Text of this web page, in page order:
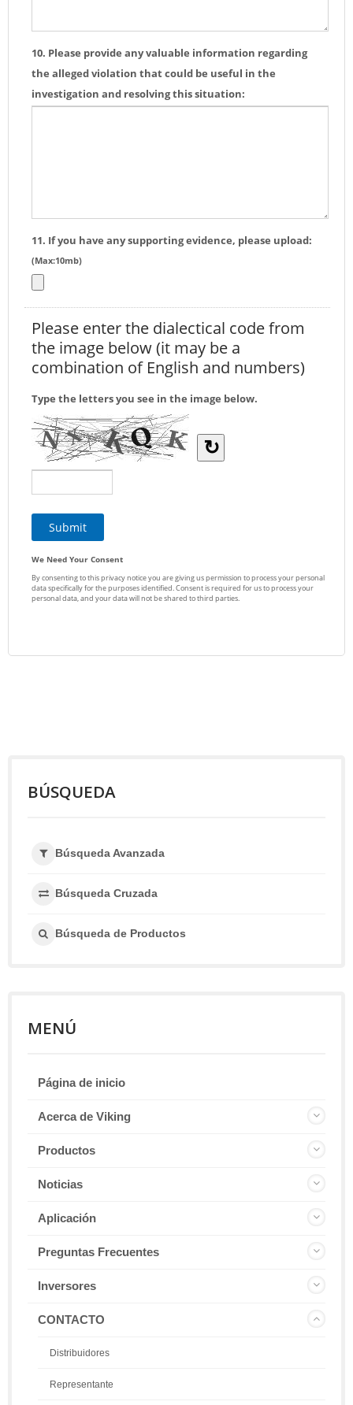
BÚSQUEDA
Búsqueda Avanzada
Búsqueda Cruzada
Búsqueda de Productos
MENÚ
Página de inicio
Acerca de Viking
Productos
Noticias
Aplicación
Preguntas Frecuentes
Inversores
CONTACTO
Distribuidores
Representante